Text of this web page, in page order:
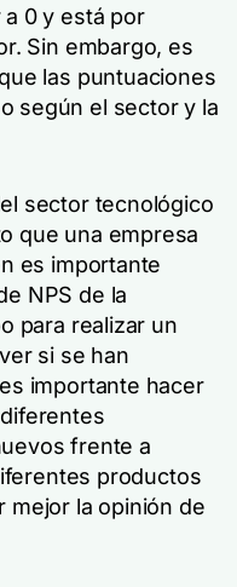
0 y está por
Sin embargo, es
las puntuaciones
según el sector y la
sector tecnológico
que una empresa
es importante
NPS de la
para realizar un
si se han
importante hacer
frente a
productos
mejor la opinión de